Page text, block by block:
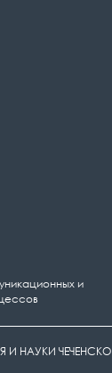
и
НАУКИ